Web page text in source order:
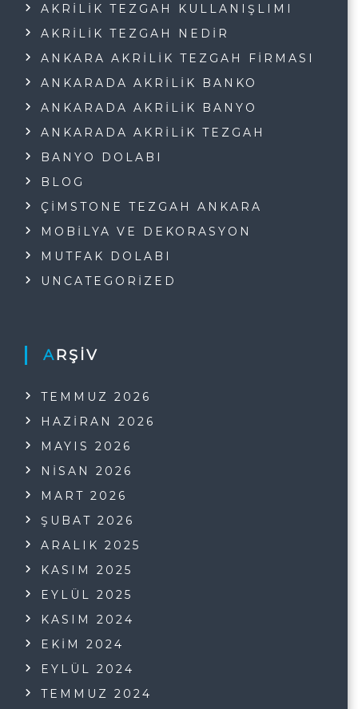
AKRILIK TEZGAH KULLANIŞLIMI
AKRILIK TEZGAH NEDIR
ANKARA AKRILIK TEZGAH FIRMASI
ANKARADA AKRILIK BANKO
ANKARADA AKRILIK BANYO
ANKARADA AKRILIK TEZGAH
BANYO DOLABI
BLOG
ÇIMSTONE TEZGAH ANKARA
MOBILYA VE DEKORASYON
MUTFAK DOLABI
UNCATEGORIZED
ARŞIV
TEMMUZ 2026
HAZIRAN 2026
MAYIS 2026
NISAN 2026
MART 2026
ŞUBAT 2026
ARALIK 2025
KASIM 2025
EYLÜL 2025
KASIM 2024
EKIM 2024
EYLÜL 2024
TEMMUZ 2024